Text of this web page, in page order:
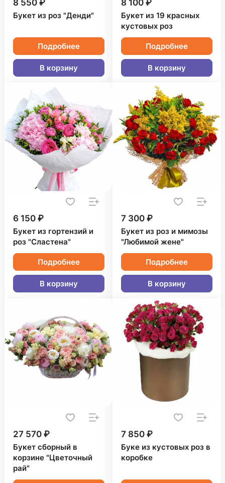
8 550 ₽
Букет из роз "Денди"
Подробнее
В корзину
8 100 ₽
Букет из 19 красных
кустовых роз
Подробнее
В корзину
6 150 ₽
Букет из гортензий и
роз "Сластена"
Подробнее
В корзину
7 300 ₽
Букет из роз и мимозы
"Любимой жене"
Подробнее
В корзину
27 570 ₽
Букет сборный в
корзине "Цветочный
рай"
7 850 ₽
Буке из кустовых роз в
коробке